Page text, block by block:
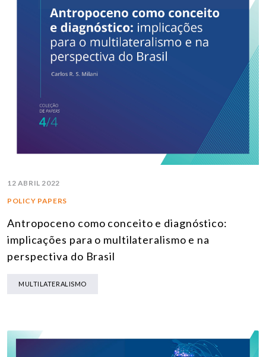
12 ABRIL 2022
POLICY PAPERS
Antropoceno como conceito e diagnóstico:
implicações para o multilateralismo e na
perspectiva do Brasil
MULTILATERALISMO